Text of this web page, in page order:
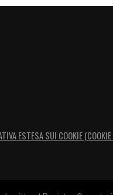
ESTESA SUI COOKIE